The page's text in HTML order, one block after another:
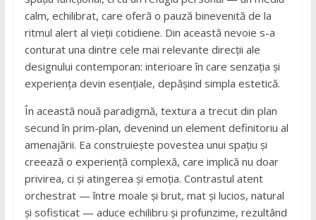
calm, echilibrat, care oferă o pauză binevenită de la
ritmul alert al vieții cotidiene. Din această nevoie s-a
conturat una dintre cele mai relevante direcții ale
designului contemporan: interioare în care senzația și
experiența devin esențiale, depășind simpla estetică.
În această nouă paradigmă, textura a trecut din plan
secund în prim-plan, devenind un element definitoriu al
amenajării. Ea construiește povestea unui spațiu și
creează o experiență complexă, care implică nu doar
privirea, ci și atingerea și emoția. Contrastul atent
orchestrat — între moale și brut, mat și lucios, natural
și sofisticat — aduce echilibru și profunzime, rezultând